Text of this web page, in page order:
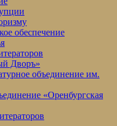
обеспечение
Дворъ»
объединение им.
«Оренбургская